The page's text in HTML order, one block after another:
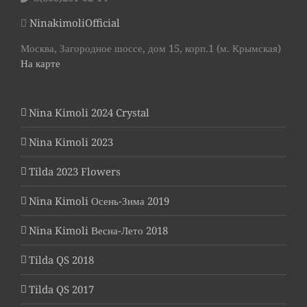
NinakimoliOfficial
Москва, Загородное шоссе, дом 15, корп.1 (м. Крымская)
На карте
Nina Kimoli 2024 Crystal
Nina Kimoli 2023
Tilda 2023 Flowers
Nina Kimoli Осень-Зима 2019
Nina Kimoli Весна-Лето 2018
Tilda QS 2018
Tilda QS 2017